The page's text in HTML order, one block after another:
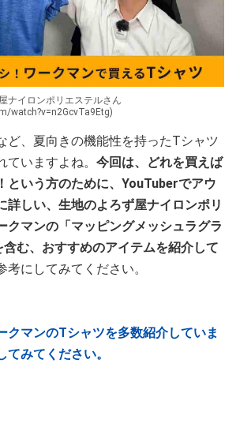
ナイロンポリエステルさん
watch?v=n2GcvTa9Etg)
ど、夏向きの機能性を持ったTシャツ
いますよね。 今回は、どれを買えば
という方のために、YouTuberでアウ
詳しい、生地のよろず屋ナイロンポリ
クマンの「マッピングメッシュラグラ
む、おすすめのアイテムを紹介して
考にしてみてください。
クマンのTシャツを多数紹介していま
みてください。